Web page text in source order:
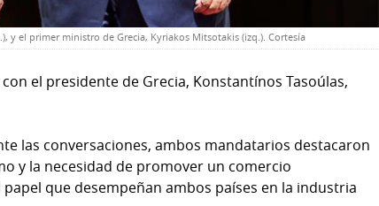
y el primer ministro de Grecia, Kyriakos Mitsotakis (izq.). Cortesía
el presidente de Grecia, Konstantínos Tasoúlas,
las conversaciones, ambos mandatarios destacaron
y la necesidad de promover un comercio
que desempeñan ambos países en la industria